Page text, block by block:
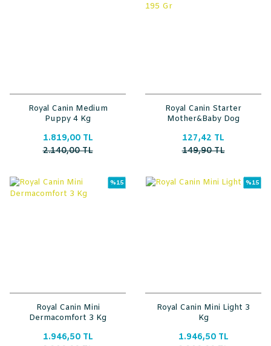
Royal Canin Medium
Puppy 4 Kg
1.819,00 TL
2.140,00 TL
Royal Canin Starter
Mother&Baby Dog
127,42 TL
149,90 TL
%15
Royal Canin Mini
Dermacomfort 3 Kg
1.946,50 TL
%15
Royal Canin Mini Light 3
Kg
1.946,50 TL